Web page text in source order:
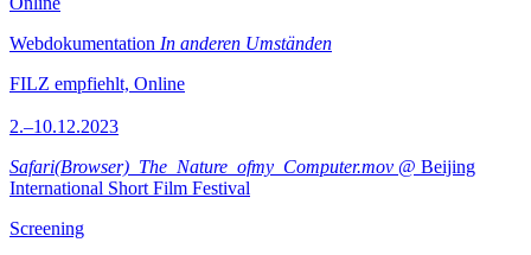
Webdokumentation In anderen Umständen
FILZ empfiehlt, Online
2.–10.12.2023
Safari(Browser)_The_Nature_ofmy_Computer.mov @ Beijing
International Short Film Festival
Screening